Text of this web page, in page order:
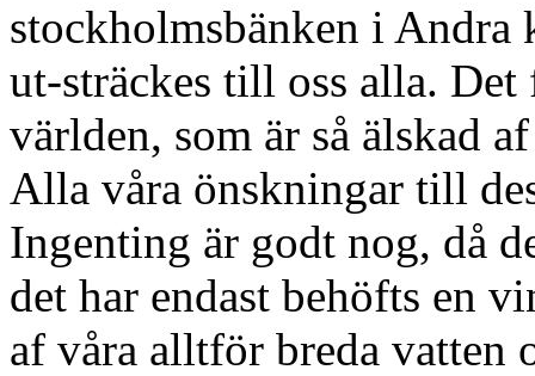
stockholmsbänken i Andra
ut-sträckes till oss alla.
världen, som är så älskad
Alla våra önskningar till
Ingenting är godt nog, då
det har endast behöfts en
af våra alltför breda vatten